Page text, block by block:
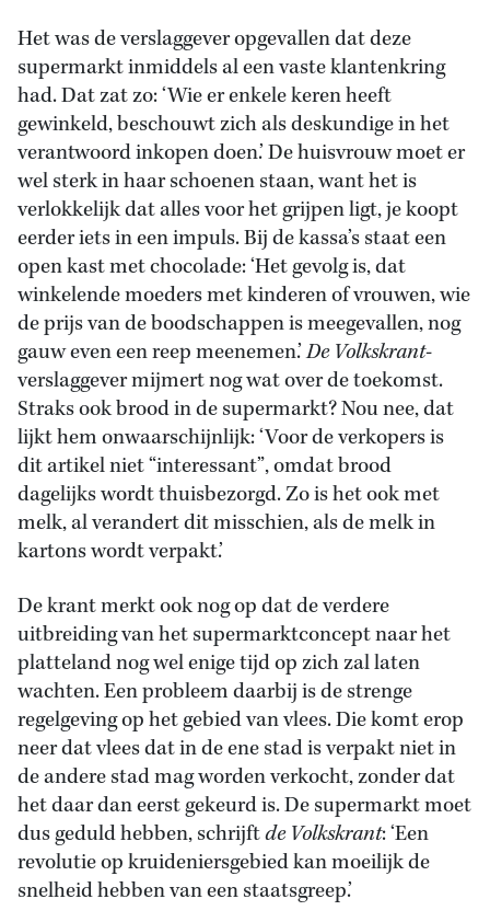
Het was de verslaggever opgevallen dat deze
supermarkt inmiddels al een vaste klantenkring
had. Dat zat zo: ‘Wie er enkele keren heeft
gewinkeld, beschouwt zich als deskundige in het
verantwoord inkopen doen.’ De huisvrouw moet er
wel sterk in haar schoenen staan, want het is
verlokkelijk dat alles voor het grijpen ligt, je koopt
eerder iets in een impuls. Bij de kassa’s staat een
open kast met chocolade: ‘Het gevolg is, dat
winkelende moeders met kinderen of vrouwen, wie
de prijs van de boodschappen is meegevallen, nog
gauw even een reep meenemen.’De Volkskrant-
verslaggever mijmert nog wat over de toekomst.
Straks ook brood in de supermarkt? Nou nee, dat
lijkt hem onwaarschijnlijk: ‘Voor de verkopers is
dit artikel niet “interessant”, omdat brood
dagelijks wordt thuisbezorgd. Zo is het ook met
melk, al verandert dit misschien, als de melk in
kartons wordt verpakt.’
De krant merkt ook nog op dat de verdere
uitbreiding van het supermarktconcept naar het
platteland nog wel enige tijd op zich zal laten
wachten. Een probleem daarbij is de strenge
regelgeving op het gebied van vlees. Die komt erop
neer dat vlees dat in de ene stad is verpakt niet in
de andere stad mag worden verkocht, zonder dat
het daar dan eerst gekeurd is. De supermarkt moet
dus geduld hebben, schrijftde Volkskrant: ‘Een
revolutie op kruideniersgebied kan moeilijk de
snelheid hebben van een staatsgreep.’